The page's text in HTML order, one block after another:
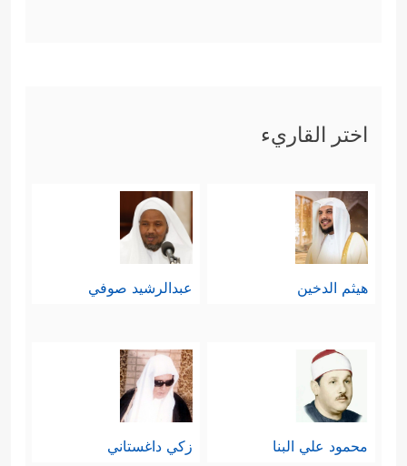
اختر القاريء
هيثم الدخين عبدالرشيد صوفي
محمود علي البنا زكي داغستاني